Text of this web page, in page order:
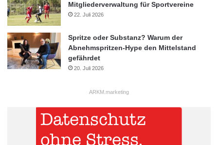
Mitgliederverwaltung für Sportvereine
22. Juli 2026
Spritze oder Substanz? Warum der
Abnehmspritzen-Hype den Mittelstand
gefährdet
20. Juli 2026
ARKM.marketing